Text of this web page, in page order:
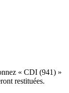
« CDI (941) »
restituées.